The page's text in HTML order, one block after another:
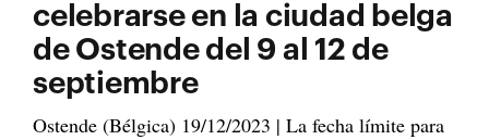
celebrarse en la ciudad belga
de Ostende del 9 al 12 de
septiembre
Ostende (Bélgica) 19/12/2023 | La fecha límite para